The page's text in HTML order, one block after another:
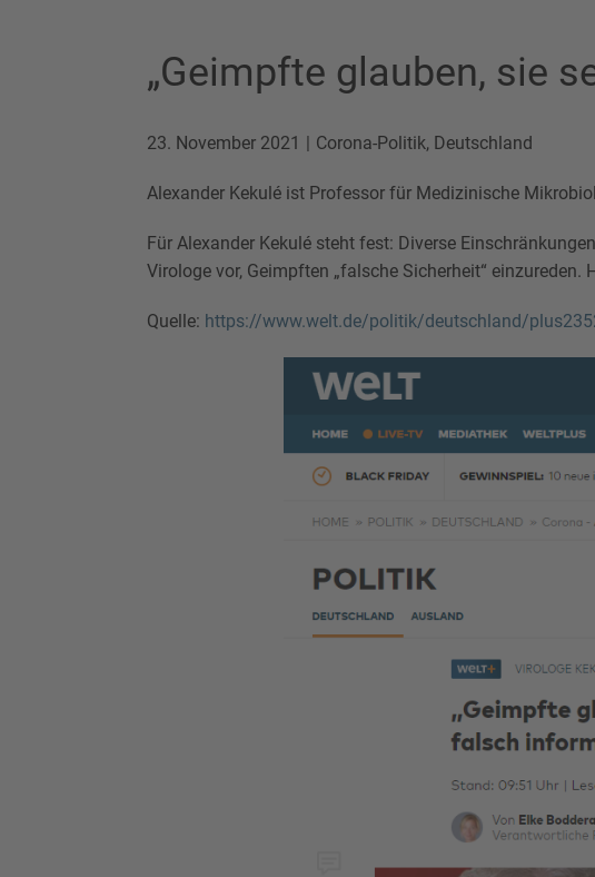
„Geimpfte glauben, sie
23. November 2021 Corona-Politik, Deutschland
Alexander Kekulé ist Professor für Medizinische
Für Alexander Kekulé steht fest: Diverse
Virologe vor, Geimpften „falsche Sicherheit“
Quelle: https://www.welt.de/politik/deutschland/